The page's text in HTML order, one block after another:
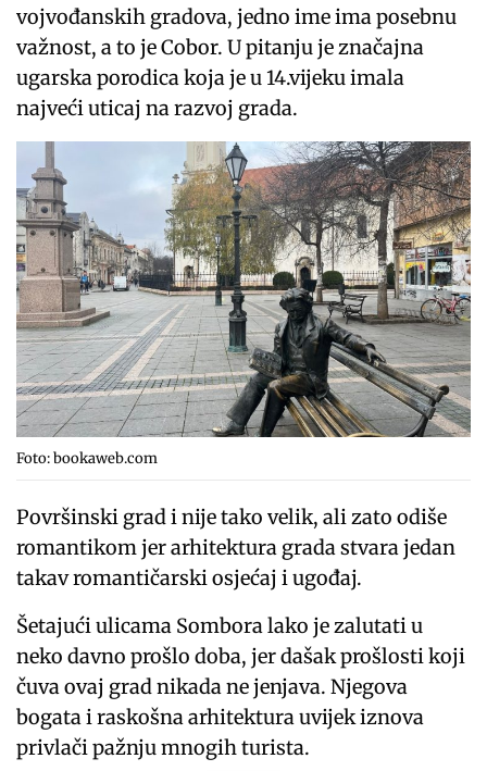
vojvođanskih gradova, jedno ime ima posebnu
važnost, a to je Cobor. U pitanju je značajna
ugarska porodica koja je u 14.vijeku imala
najveći uticaj na razvoj grada.
Foto: bookaweb.com
Površinski grad i nije tako velik, ali zato odiše
romantikom jer arhitektura grada stvara jedan
takav romantičarski osjećaj i ugođaj.
Šetajući ulicama Sombora lako je zalutati u
neko davno prošlo doba, jer dašak prošlosti koji
čuva ovaj grad nikada ne jenjava. Njegova
bogata i raskošna arhitektura uvijek iznova
privlači pažnju mnogih turista.